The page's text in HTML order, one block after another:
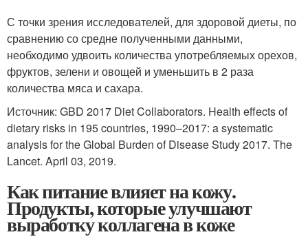
С точки зрения исследователей, для здоровой диеты, по
сравнению со средне полученными данными,
необходимо удвоить количества употребляемых орехов,
фруктов, зелени и овощей и уменьшить в 2 раза
количества мяса и сахара.
Источник: GBD 2017 Diet Collaborators. Health effects of
dietary risks in 195 countries, 1990–2017: a systematic
analysis for the Global Burden of Disease Study 2017. The
Lancet. April 03, 2019.
Как питание влияет на кожу.
Продукты, которые улучшают
выработку коллагена в коже